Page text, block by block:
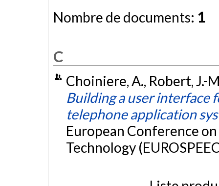
Nombre de documents: 1
C
Choiniere, A., Robert, J.-
Building a user interface
telephone application
European Conference
Technology